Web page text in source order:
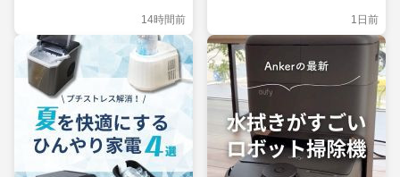
14時間前 1日前